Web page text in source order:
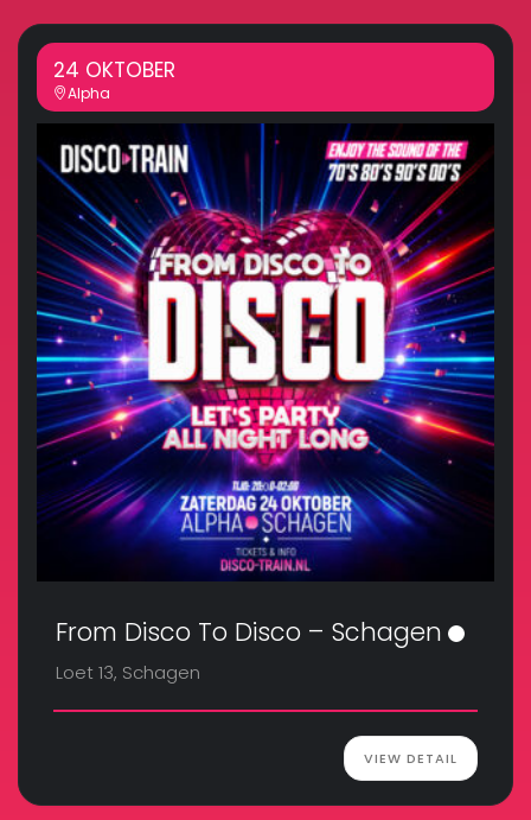
24 OKTOBER
Alpha
From Disco To Disco – Schagen
Loet 13, Schagen
VIEW DETAIL